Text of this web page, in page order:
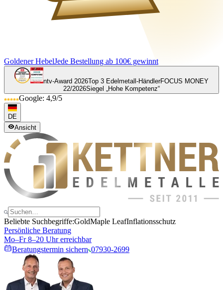
Goldener HebelJede Bestellung ab 100€ gewinnt
ntv-Award 2026Top 3 Edelmetall-HändlerFOCUS MONEY
22/2026Siegel „Hohe Kompetenz“
Google: 4,9/5
DE
Ansicht
Beliebte Suchbegriffe:GoldMaple LeafInflationsschutz
Persönliche Beratung
Mo–Fr 8–20 Uhr erreichbar
Beratungstermin sichern 07930-2699